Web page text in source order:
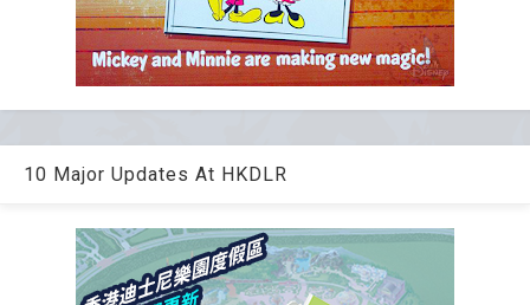
10 Major Updates At HKDLR